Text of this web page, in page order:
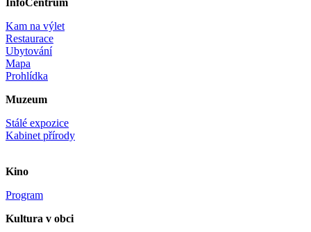
InfoCentrum
Kam na výlet
Restaurace
Ubytování
Mapa
Prohlídka
Muzeum
Stálé expozice
Kabinet přírody
Kino
Program
Kultura v obci